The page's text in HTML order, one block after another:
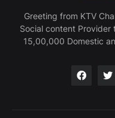
Greeting from KTV
Social content Provider
15,00,000 Domestic